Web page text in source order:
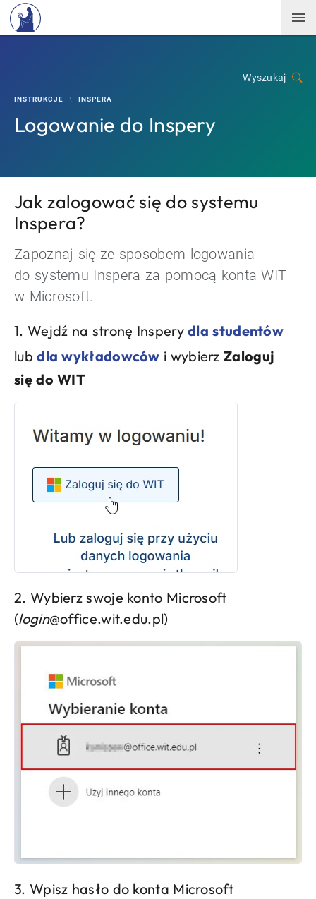
Wyszukaj
INSTRUKCJE INSPERA
Logowanie do Inspery
Jak zalogować się do systemu
Inspera?
Zapoznaj się ze sposobem logowania
do systemu Inspera za pomocą konta WIT
w Microsoft.
1. Wejdź na stronę Insperydla studentów
lubdla wykładowców i wybierzZaloguj
się do WIT
2. Wybierz swoje konto Microsoft
(login@office.wit.edu.pl)
3. Wpisz hasło do konta Microsoft